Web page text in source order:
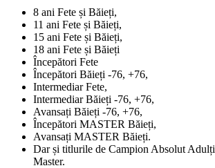
8 ani Fete și Băieți,
11 ani Fete și Băieți,
15 ani Fete și Băieți,
18 ani Fete și Băieți
Începători Fete
Începători Băieți -76, +76,
Intermediar Fete,
Intermediar Băieți -76, +76,
Avansați Băieți -76, +76,
Începători MASTER Băieți,
Avansați MASTER Băieți.
Dar și titlurile de Campion Absolut
Master.